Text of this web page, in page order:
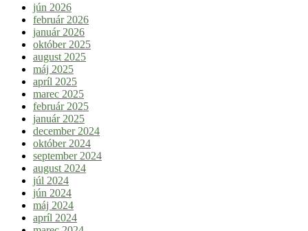
jún 2026
február 2026
január 2026
október 2025
august 2025
máj 2025
apríl 2025
marec 2025
február 2025
január 2025
december 2024
október 2024
september 2024
august 2024
júl 2024
jún 2024
máj 2024
apríl 2024